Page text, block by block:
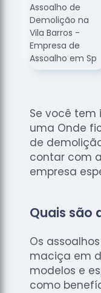
Raspagem
de
Assoalhos
Raspagem
de Tacos
de
Madeiras
Raspagens
de Pisos
Se você tem
uma Onde
de
contar com
empresa
Quais são
Os
maciça em
modelos e
como